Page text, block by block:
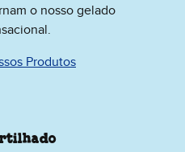
o nosso gelado
Produtos